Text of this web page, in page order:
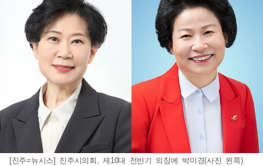
[진주=뉴시스] 진주시의회, 제10대 전반기 의장에 박미경(사진 왼쪽)